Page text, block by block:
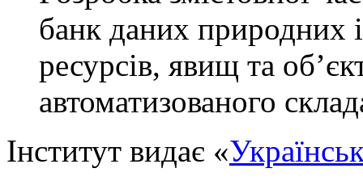
банк даних природних
ресурсів, явищ та
автоматизованого
Інститут видає «